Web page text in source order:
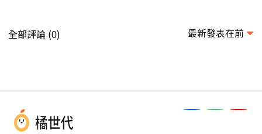
全部評論 (0) 最新發表在前